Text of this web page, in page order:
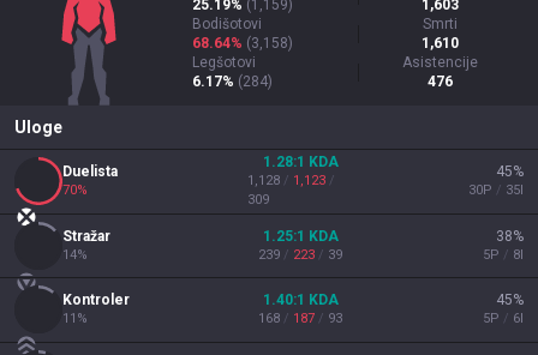
25.19% (1,159)
1,603
Bodišotovi
68.64% (3,158)
Smrti
1,610
Legšotovi
6.17% (284)
Asistencije
476
Uloge
Duelista
70%
1.28:1 KDA
1,128 / 1,123 /
309
45%
30P / 35
Stražar
14%
1.25:1 KDA
239 / 223 / 39
38%
5P / 8I
Kontroler
11 %
1.40:1 KDA
168 / 187 / 93
45%
5P / 6